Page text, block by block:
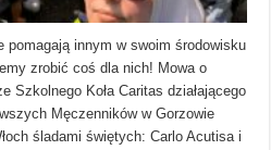
pomagają innym w swoim środowisku
zrobić coś dla nich! Mowa o
Szkolnego Koła Caritas działającego
Męczenników w Gorzowie
śladami świętych: Carlo Acutisa i